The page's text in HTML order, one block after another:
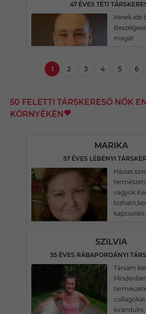
47 ÉVES TÉTI
Minek ide
magát
1 2 3 4 5 6
50 FELETTI TÁRSKERESŐ NŐK
KÖRNYÉKÉN
MARIKA
57 ÉVES LÉBÉNYI
SZILVIA
55 ÉVES RÁBAPORDÁNYI
Társam